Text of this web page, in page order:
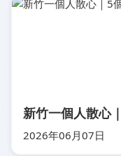
新竹一個人散心
2026年06月07日